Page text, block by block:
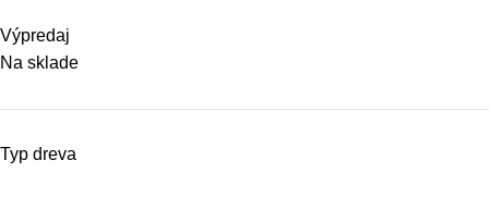
Výpredaj
Na sklade
Typ dreva